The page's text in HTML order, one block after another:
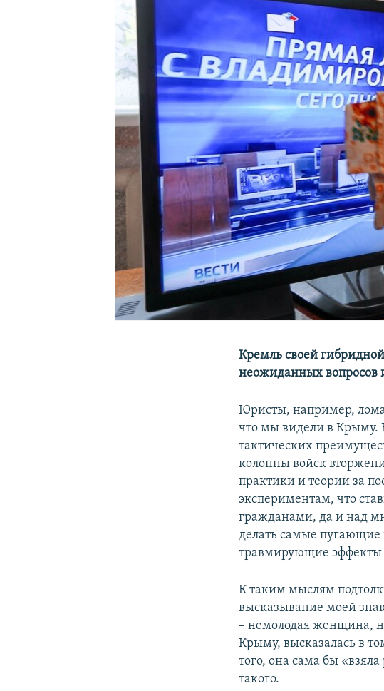
КРЫМ.НЕПОКОРЕННЫЙ
УКРАИНСКАЯ ПРОБЛЕМА КРЫМА
Кремль своей
неожиданных вопросов
Юристы, например,
что мы видели в Крыму.
тактических
колонны войск
практики и теории за
экспериментам, что
гражданами, да и над
делать самые пугающие
травмирующие эффекты
К таким мыслям
высказывание моей
– немолодая женщина,
Крыму, высказалась в
того, она сама бы
такого.